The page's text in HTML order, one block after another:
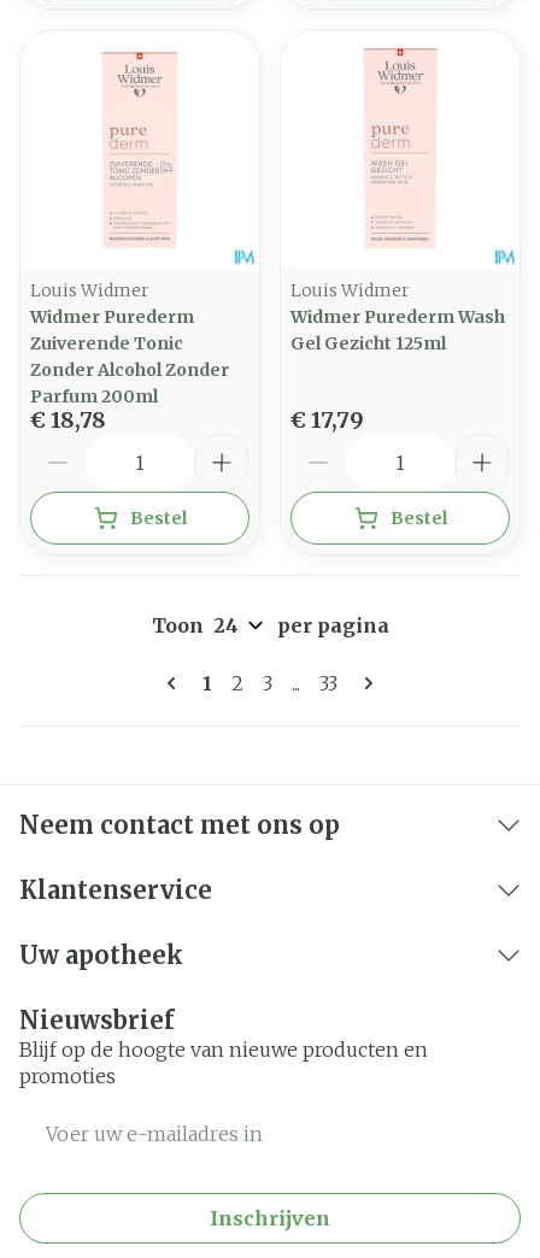
Louis Widmer
Widmer Purederm
Zuiverende Tonic
Zonder Alcohol Zonder
Parfum 200ml
€ 18,78
Bestel
Louis Widmer
Widmer Purederm Wash
Gel Gezicht 125ml
€ 17,79
Bestel
Pagina's
U lees momenteel pagina
1 Pagina
2 Pagina
3 ... Pagina
33
Toon per pagina
Neem contact met ons op
Klantenservice
Uw apotheek
Nieuwsbrief
Blijf op de hoogte van nieuwe producten en
promoties
Inschrijven